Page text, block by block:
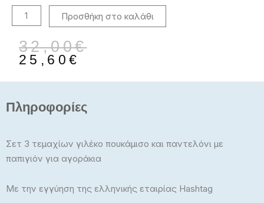
Ζακέτα
ποσότητα
Προσθήκη στο καλάθι
32,00€
Original
price
was:
32,00€.
25,60 €
Η
τρέχουσα
τιμή
είναι:
25,60€.
Πληροφορίες
Σετ 3 τεμαχίων γιλέκο πουκάμισο και παντελόνι με
παπιγιόν για αγοράκια
Με την εγγύηση της ελληνικής εταιρίας Hashtag